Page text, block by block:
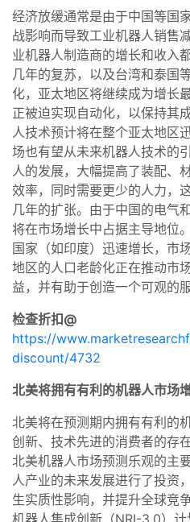
经济放缓通常是由于中国等国
战影响而导致工业机器人销售
业机器人制造商的增长和收入
几年的复苏，以及台湾和泰国
化，亚太地区将继续成为增长
正被迫实现自动化，以保持其
人技术预计将在整个亚太地区
场也有望从未来机器人技术的
人的发展，大幅提高了装配、
效率，同时需要更少的人力，
几年的扩张。由于中国的电气
将在市场增长中占据主导地位
国家（如印度）迅速增长，市
地区的人口老龄化正在推动市
益，并有助于创造一个可观的
检查折扣@
https://
discount/4732
北美将拥有有利的机器人市场
北美将在预测期内拥有有利的
创新、技术先进的消费者的存
北美机器人市场预测乐观的主
人产业的未来发展进行了投资
生实质性影响，并提升全球竞
机器人集成创新（NRI-3.0）